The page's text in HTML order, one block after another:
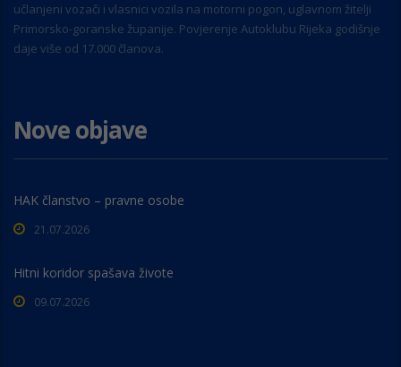
učlanjeni vozači i vlasnici vozila na motorni pogon, uglavnom žitelji
Primorsko-goranske županije. Povjerenje Autoklubu Rijeka godišnje
daje više od 17.000 članova.
Nove objave
HAK članstvo – pravne osobe
21.07.2026
Hitni koridor spašava živote
09.07.2026